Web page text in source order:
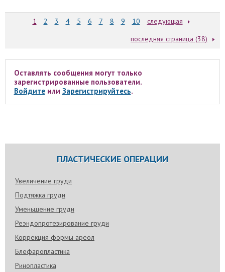
1 2 3 4 5 6 7 8 9 10
следующая
последняя страница (38)
Оставлять сообщения могут только
зарегистрированные пользователи.
Войдитеили Зарегистрируйтесь.
ПЛАСТИЧЕСКИЕ ОПЕРАЦИИ
Увеличение груди
Подтяжка груди
Уменьшение груди
Реэндопротезирование груди
Коррекция формы ареол
Блефаропластика
Ринопластика